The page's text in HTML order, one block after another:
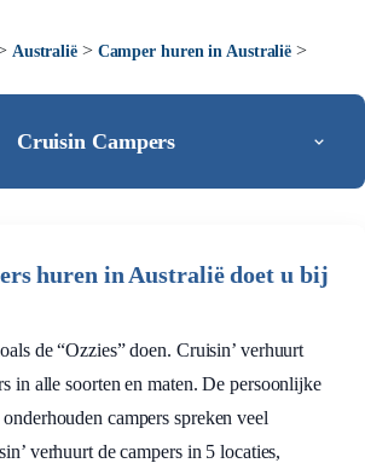
Australië> Camper huren in Australië >
Cruisin Campers
huren in Australië doet u bij
de “Ozzies” doen. Cruisin’ verhuurt
in alle soorten en maten. De persoonlijke
campers spreken veel
verhuurt de campers in 5 locaties,